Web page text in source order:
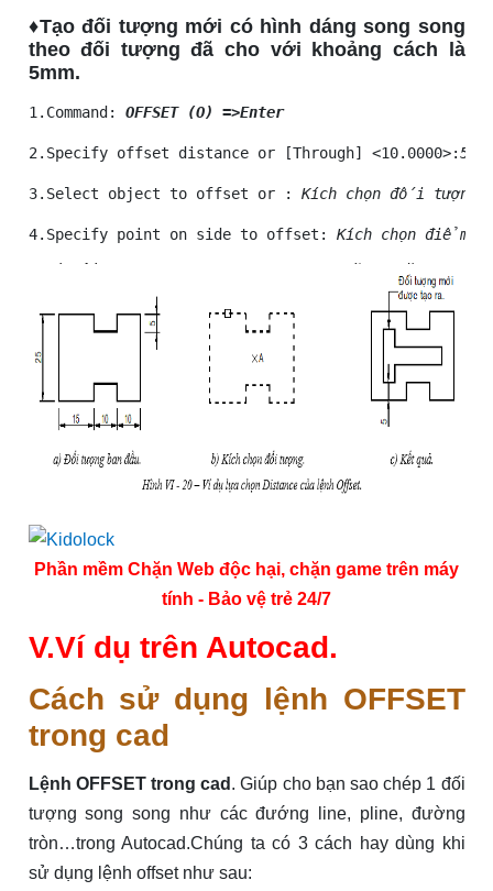
♦Tạo đối tượng mới có hình dáng song song
theo đối tượng đã cho với khoảng cách là
5mm.
1.Command: OFFSET (O) =>Enter
2.Specify offset distance or [Through] <10.0000>:5
3.Select object to offset or : Kích chọn đối
4.Specify point on side to offset: Kích chọn điểm
Phần mềm Chặn Web độc hại, chặn game trên máy
tính - Bảo vệ trẻ 24/7
V.Ví dụ trên Autocad.
Cách sử dụng lệnh OFFSET
trong cad
Lệnh OFFSET trong cad . Giúp cho bạn sao chép 1 đối
tượng song song như các đướng line, pline, đường
tròn…trong Autocad.Chúng ta có 3 cách hay dùng khi
sử dụng lệnh offset như sau: